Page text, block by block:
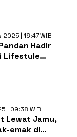
2025 | 16:47 WIB
Hadir
Lifestyle
| 09:38 WIB
Lewat Jamu,
emak di